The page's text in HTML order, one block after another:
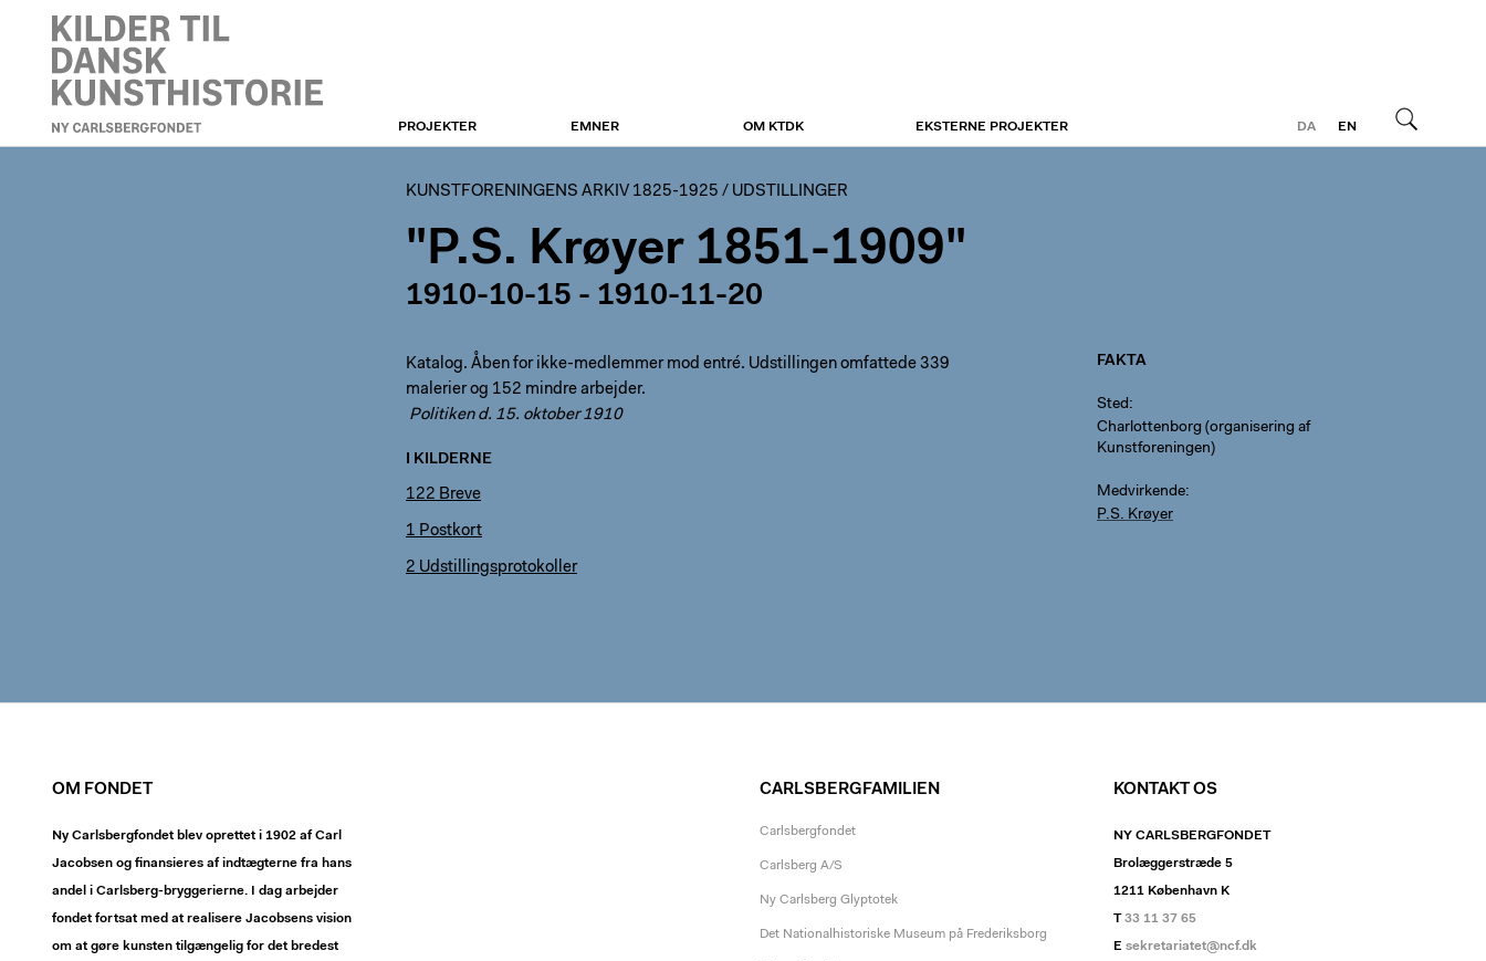
KUNSTFORENINGEN
DA
EN
PROJEKTER EMNER OM KTDK EKSTERNE PROJEKTER
KUNSTFORENINGENS ARKIV 1825-1925 / UDSTILLINGER
"P.S. Krøyer 1851-1909"
1910-10-15 - 1910-11-20
Katalog. Åben for ikke-medlemmer mod entré. Udstillingen omfattede 339
malerier og 152 mindre arbejder.
Politiken d. 15. oktober 1910
I KILDERNE
122 Breve
1 Postkort
2 Udstillingsprotokoller
FAKTA
Sted
Charlottenborg (organisering af
Kunstforeningen)
Medvirkende
P.S. Krøyer
OM FONDET
Ny Carlsbergfondet blev oprettet i 1902 af Carl
Jacobsen og finansieres af indtægterne fra hans
andel i Carlsberg-bryggerierne. I dag arbejder
fondet fortsat med at realisere Jacobsens vision
om at gøre kunsten tilgængelig for det bredest
CARLSBERGFAMILIEN
Carlsbergfondet
Carlsberg A/S
Ny Carlsberg Glyptotek
Det Nationalhistoriske Museum på Frederiksborg
KONTAKT OS
NY CARLSBERGFONDET
Brolæggerstræde 5
1211 København K
T33 11 37 65
E sekretariatet@ncf.dk